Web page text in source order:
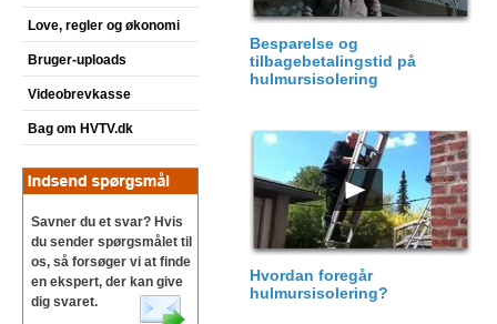
Love, regler og økonomi
Bruger-uploads
Videobrevkasse
Bag om HVTV.dk
Savner du et svar? Hvis
du sender spørgsmålet til
os, så forsøger vi at finde
en ekspert, der kan give
dig svaret.
Besparelse og
tilbagebetalingstid på
hulmursisolering
Hvordan foregår
hulmursisolering?